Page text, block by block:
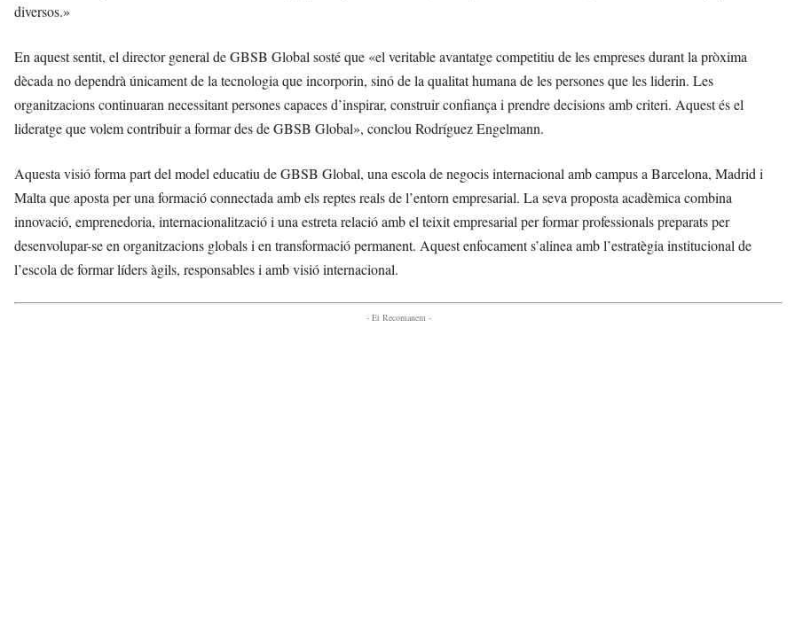
diversos.»
En aquest sentit, el director general de GBSB Global sosté que «el veritable avantatge competitiu de les empreses durant la pròxima
dècada no dependrà únicament de la tecnologia que incorporin, sinó de la qualitat humana de les persones que les liderin. Les
organitzacions continuaran necessitant persones capaces d’inspirar, construir confiança i prendre decisions amb criteri. Aquest és el
lideratge que volem contribuir a formar des de GBSB Global», conclou Rodríguez Engelmann.
Aquesta visió forma part del model educatiu de GBSB Global, una escola de negocis internacional amb campus a Barcelona, Madrid i
Malta que aposta per una formació connectada amb els reptes reals de l’entorn empresarial. La seva proposta acadèmica combina
innovació, emprenedoria, internacionalització i una estreta relació amb el teixit empresarial per formar professionals preparats per
desenvolupar-se en organitzacions globals i en transformació permanent. Aquest enfocament s’alinea amb l’estratègia institucional de
l’escola de formar líders àgils, responsables i amb visió internacional.
- Et Recomanem -